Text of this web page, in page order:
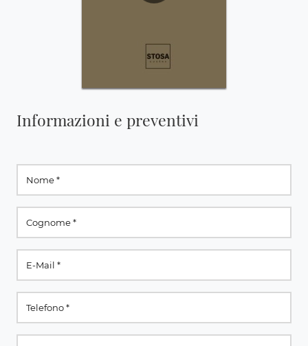
Informazioni e preventivi